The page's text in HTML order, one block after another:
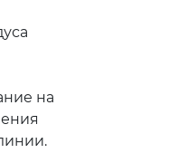
на